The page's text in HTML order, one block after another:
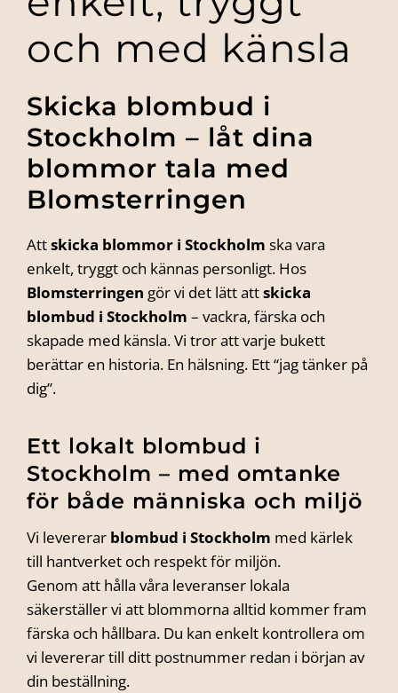
och med känsla
Skicka blombud i
Stockholm – låt dina
blommor tala med
Blomsterringen
Attskicka blommor i Stockholm ska vara
enkelt, tryggt och kännas personligt. Hos
Blomsterringen gör vi det lätt attskicka
blombud i Stockholm – vackra, färska och
skapade med känsla. Vi tror att varje bukett
berättar en historia. En hälsning. Ett “jag tänker på
dig”.
Ett lokalt blombud i
Stockholm – med omtanke
för både människa och miljö
Vi levererar blombud i Stockholm med kärlek
till hantverket och respekt för miljön.
Genom att hålla våra leveranser lokala
säkerställer vi att blommorna alltid kommer fram
färska och hållbara. Du kan enkelt kontrollera om
vi levererar till ditt postnummer redan i början av
din beställning.